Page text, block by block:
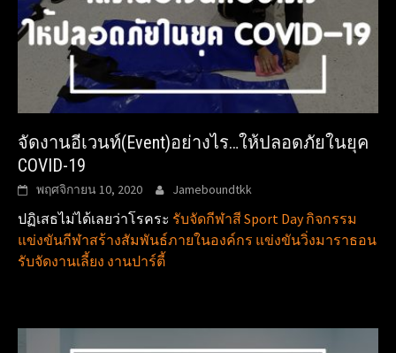
จัดงานอีเวนท์(Event)อย่างไร…ให้ปลอดภัยในยุค
COVID-19
พฤศจิกายน 10, 2020 Jameboundtkk
ปฏิเสธไม่ได้เลยว่าโรคระ รับจัดกีฬาสี Sport Day กิจกรรม
แข่งขันกีฬาสร้างสัมพันธ์ภายในองค์กร แข่งขันวิ่งมาราธอน
รับจัดงานเลี้ยง งานปาร์ตี้